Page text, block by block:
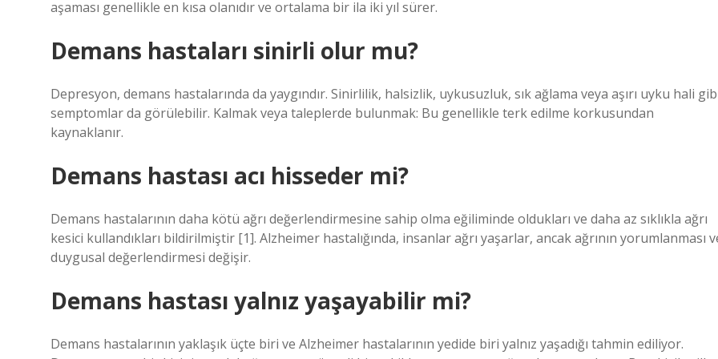
aşaması genellikle en kısa olanıdır ve ortalama bir ila iki yıl sürer.
Demans hastaları sinirli olur mu?
Depresyon, demans hastalarında da yaygındır. Sinirlilik, halsizlik, uykusuzluk, sık ağlama veya aşırı uyku hali
semptomlar da görülebilir. Kalmak veya taleplerde bulunmak: Bu genellikle terk edilme korkusundan
kaynaklanır.
Demans hastası acı hisseder mi?
Demans hastalarının daha kötü ağrı değerlendirmesine sahip olma eğiliminde oldukları ve daha az sıklıkla ağrı
kesici kullandıkları bildirilmiştir [1]. Alzheimer hastalığında, insanlar ağrı yaşarlar, ancak ağrının yorumlanması
duygusal değerlendirmesi değişir.
Demans hastası yalnız yaşayabilir mi?
Demans hastalarının yaklaşık üçte biri ve Alzheimer hastalarının yedide biri yalnız yaşadığı tahmin ediliyor.